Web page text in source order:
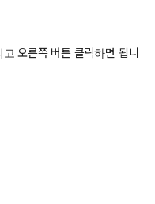
오른쪽 버튼 클릭하면 됩니